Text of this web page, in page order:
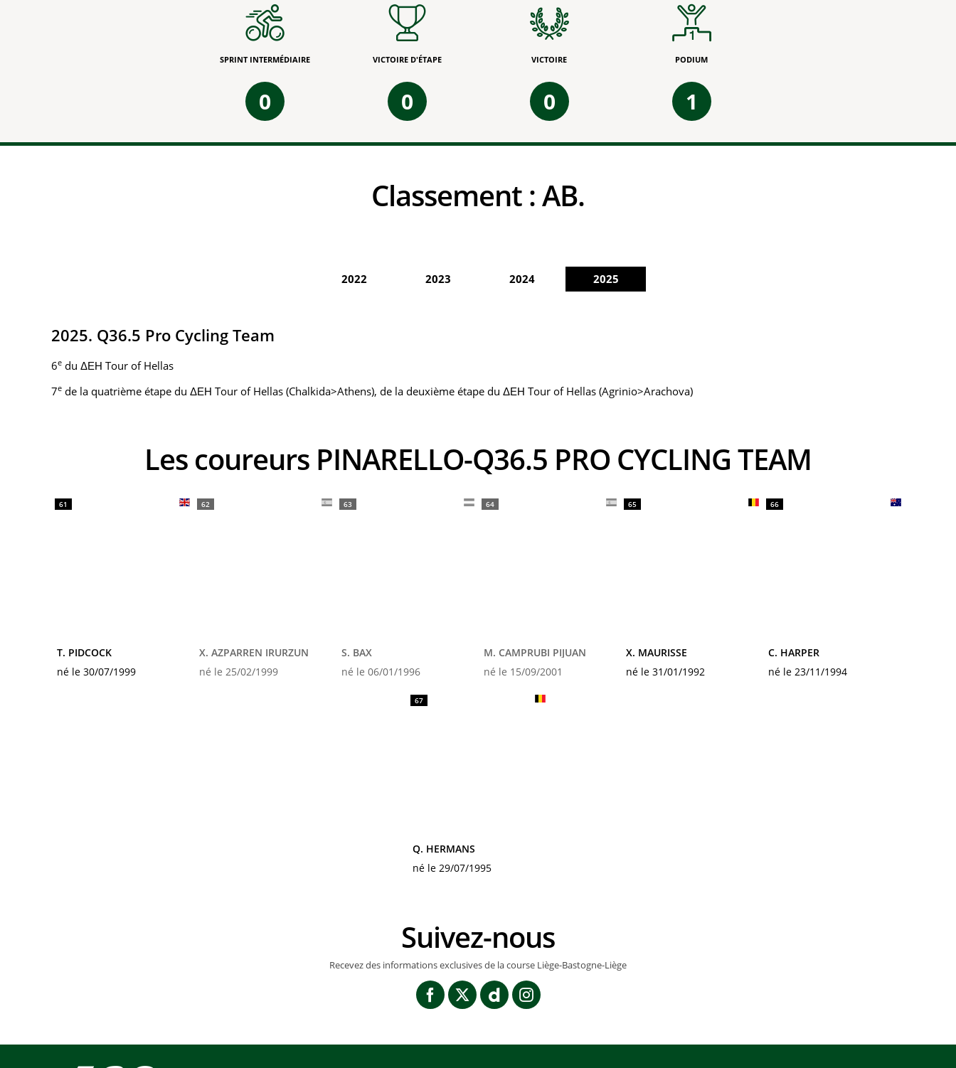
SPRINT INTERMÉDIAIRE
0
VICTOIRE D'ÉTAPE
0
VICTOIRE
0
PODIUM
1
Classement :AB.
2022 2023 2024 2025
2025. Q36.5 Pro Cycling Team
6e du ΔΕΗ Tour of Hellas
7e de la quatrième étape du ΔΕΗ Tour of Hellas (Chalkida>Athens), de la deuxième étape du ΔΕΗ Tour of Hellas (Agrinio>Arachova)
Les coureurs PINARELLO-Q36.5 PRO CYCLING TEAM
61
T. PIDCOCK
né le 30/07/1999
62
X. AZPARREN IRURZUN
né le 25/02/1999
63
S. BAX
né le 06/01/1996
64
M. CAMPRUBI PIJUAN
né le 15/09/2001
65
X. MAURISSE
né le 31/01/1992
66
C. HARPER
né le 23/11/1994
67
Q. HERMANS
né le 29/07/1995
Suivez-nous
Recevez des informations exclusives de la course Liège-Bastogne-Liège